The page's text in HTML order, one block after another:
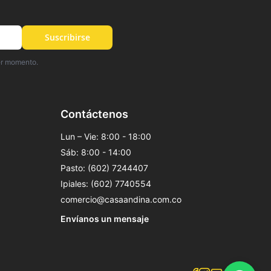
Suscribirse
momento.
Contáctenos
Lun – Vie: 8:00 - 18:00
Sáb: 8:00 - 14:00
Pasto: (602) 7244407
Ipiales: (602) 7740554
comercio@casaandina.com.co
Envíanos un mensaje